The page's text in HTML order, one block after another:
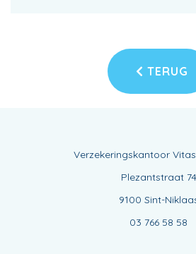
TERUG
Verzekeringskantoor
Plezantstraat 74
9100 Sint-
03 766 58 58